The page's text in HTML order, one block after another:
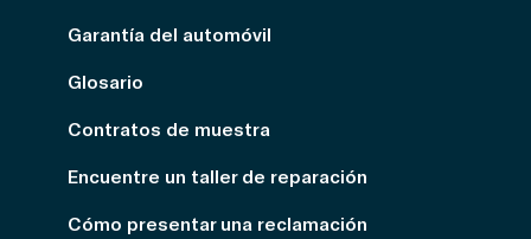
Garantía del automóvil
Glosario
Contratos de muestra
Encuentre un taller de reparación
Cómo presentar una reclamación